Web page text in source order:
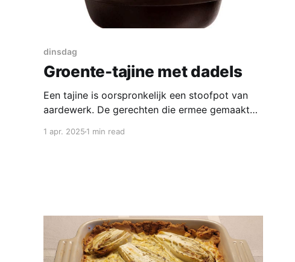
dinsdag
Groente-tajine met dadels
Een tajine is oorspronkelijk een stoofpot van
aardewerk. De gerechten die ermee gemaakt
Tajine is een van de bekendste gerechten in de
1 apr. 2025 1 min read